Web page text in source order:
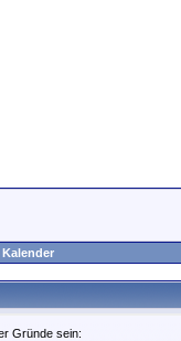
Kalender
Gründe sein: